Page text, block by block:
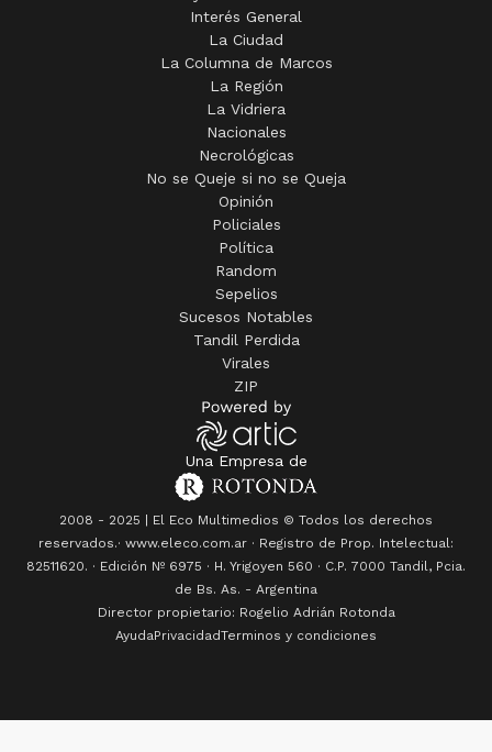
Interés General
La Ciudad
La Columna de Marcos
La Región
La Vidriera
Nacionales
Necrológicas
No se Queje si no se Queja
Opinión
Policiales
Política
Random
Sepelios
Sucesos Notables
Tandil Perdida
Virales
ZIP
Una Empresa de
2008 - 2025 | El Eco Multimedios © Todos los derechos
reservados.· www.eleco.com.ar · Registro de Prop. Intelectual:
82511620. · Edición Nº 6975 · H. Yrigoyen 560 · C.P. 7000 Tandil, Pcia.
de Bs. As. - Argentina
Director propietario: Rogelio Adrián Rotonda
AyudaPrivacidadTerminos y condiciones